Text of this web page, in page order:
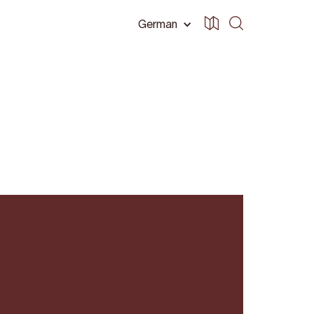
German